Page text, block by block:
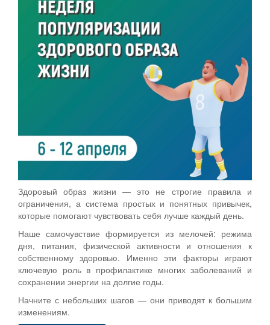
Здоровый образ жизни — это не строгие правила и
ограничения, а система простых и понятных привычек,
которые помогают чувствовать себя лучше каждый день.
Наше самочувствие формируется из мелочей: режима
дня, питания, физической активности и отношения к
собственному здоровью. Именно эти факторы играют
ключевую роль в профилактике многих заболеваний и
сохранении энергии на долгие годы.
Начните с небольших шагов — они приводят к большим
изменениям.